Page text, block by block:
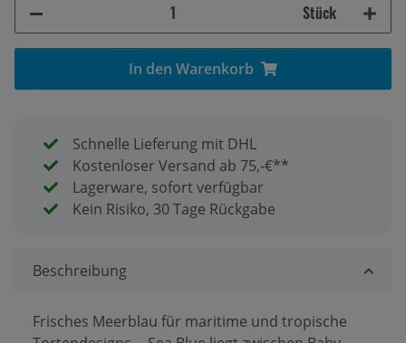
Stück
In den Warenkorb
Schnelle Lieferung mit DHL
Kostenloser Versand ab 75,-€**
Lagerware, sofort verfügbar
Kein Risiko, 30 Tage Rückgabe
Beschreibung
Frisches Meerblau für maritime und tropische